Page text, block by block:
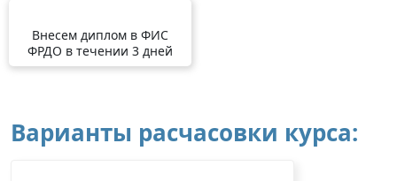
Внесем диплом в ФИС
ФРДО в течении 3 дней
Варианты расчасовки курса: